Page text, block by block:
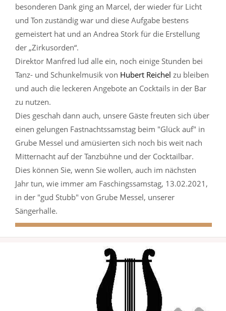
besonderen Dank ging an Marcel, der wieder für Licht
und Ton zuständig war und diese Aufgabe bestens
gemeistert hat und an Andrea Stork für die Erstellung
der „Zirkusorden“.
Direktor Manfred lud alle ein, noch einige Stunden bei
Tanz- und Schunkelmusik von Hubert Reichel zu bleiben
und auch die leckeren Angebote an Cocktails in der Bar
zu nutzen.
Dies geschah dann auch, unsere Gäste freuten sich über
einen gelungen Fastnachtssamstag beim "Glück auf" in
Grube Messel und amüsierten sich noch bis weit nach
Mitternacht auf der Tanzbühne und der Cocktailbar.
Dies können Sie, wenn Sie wollen, auch im nächsten
Jahr tun, wie immer am Faschingssamstag, 13.02.2021,
in der "gud Stubb" von Grube Messel, unserer
Sängerhalle.